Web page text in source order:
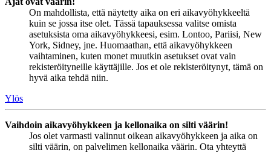
On mahdollista, että näytetty aika on eri aikavyöhykkeeltä
kuin se jossa itse olet. Tässä tapauksessa valitse omista
asetuksista oma aikavyöhykkeesi, esim. Lontoo, Pariisi, New
York, Sidney, jne. Huomaathan, että aikavyöhykkeen
vaihtaminen, kuten monet muutkin asetukset ovat vain
rekisteröityneille käyttäjille. Jos et ole rekisteröitynyt, tämä on
hyvä aika tehdä niin.
Ylös
Vaihdoin aikavyöhykkeen ja kellonaika on silti väärin!
Jos olet varmasti valinnut oikean aikavyöhykkeen ja aika on
silti väärin, on palvelimen kellonaika väärin. Ota yhteyttä